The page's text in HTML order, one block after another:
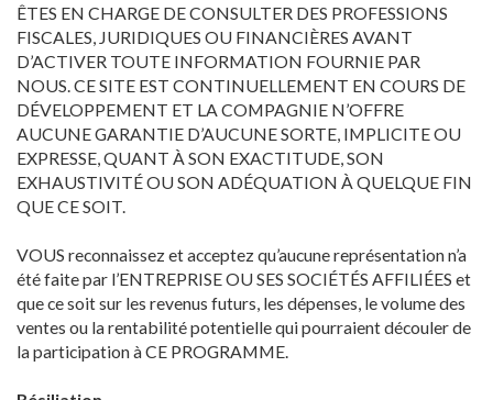
ÊTES EN CHARGE DE CONSULTER DES PROFESSIONS
FISCALES, JURIDIQUES OU FINANCIÈRES AVANT
D’ACTIVER TOUTE INFORMATION FOURNIE PAR
NOUS. CE SITE EST CONTINUELLEMENT EN COURS DE
DÉVELOPPEMENT ET LA COMPAGNIE N’OFFRE
AUCUNE GARANTIE D’AUCUNE SORTE, IMPLICITE OU
EXPRESSE, QUANT À SON EXACTITUDE, SON
EXHAUSTIVITÉ OU SON ADÉQUATION À QUELQUE FIN
QUE CE SOIT.
VOUS reconnaissez et acceptez qu’aucune représentation n’a
été faite par l’ENTREPRISE OU SES SOCIÉTÉS AFFILIÉES et
que ce soit sur les revenus futurs, les dépenses, le volume des
ventes ou la rentabilité potentielle qui pourraient découler de
la participation à CE PROGRAMME.